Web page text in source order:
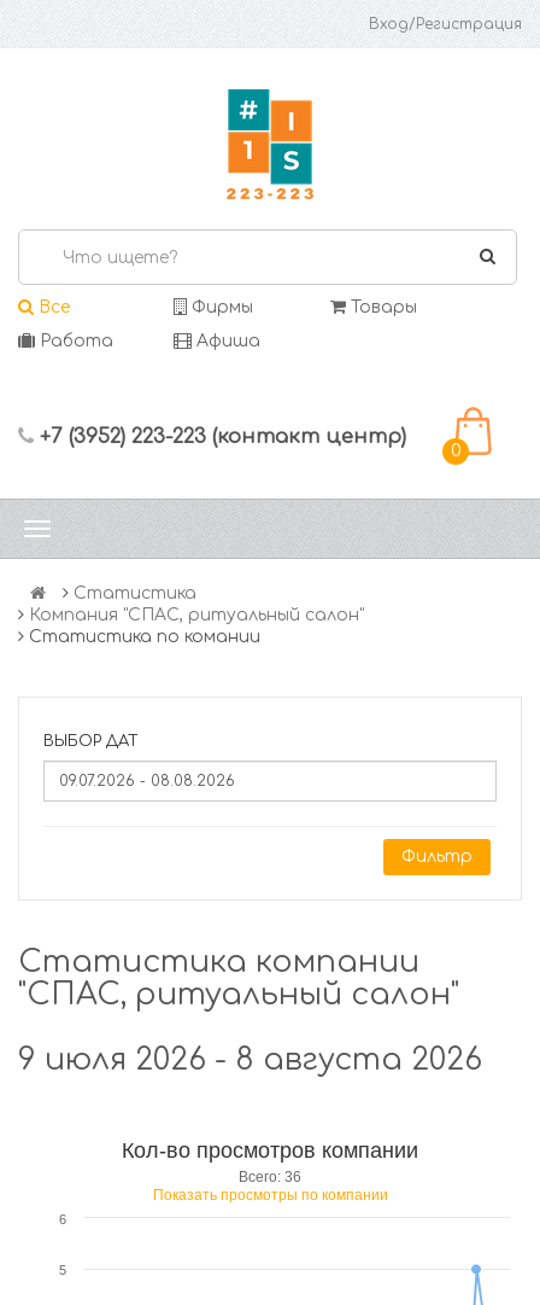
Вход/Регистрация
Все Фирмы
Товары
Работа
Афиша
+7 (3952) 223-223 (контакт центр)
0
Статистика
Компания "СПАС, ритуальный салон"
Статистика по комании
ВЫБОР ДАТ
Фильтр
Статистика компании
"СПАС, ритуальный салон"
9 июля 2026 - 8 августа 2026
Кол-во просмотров компании
Всего: 36
Показать просмотры по компании
5
6